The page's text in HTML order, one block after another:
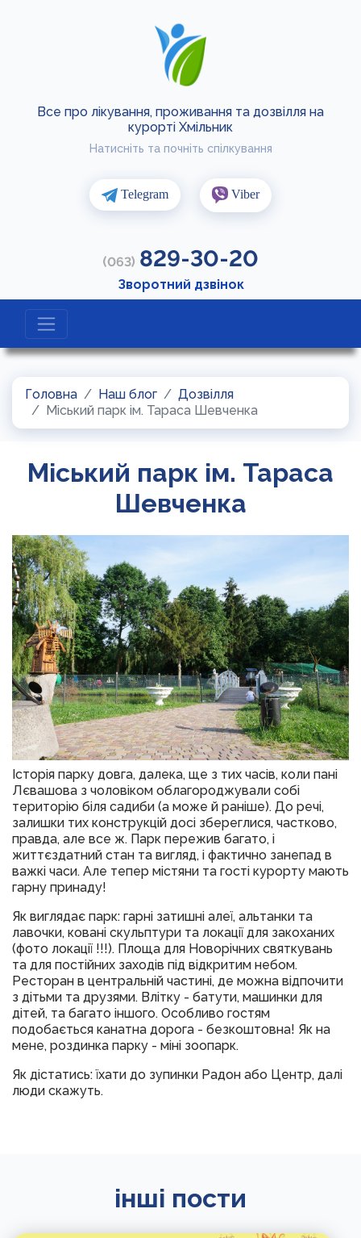
Все про лікування, проживання та дозвілля на
курорті Хмільник
Натисніть та почніть спілкування
Telegram Viber
(063) 829-30-20
Зворотний дзвінок
Головна Наш блог
Дозвілля
Міський парк ім. Тараса Шевченка
Міський парк ім. Тараса
Шевченка
Історія парку довга, далека, ще з тих часів, коли пані
Лєвашова з чоловіком облагороджували собі
територію біля садиби (а може й раніше). До речі,
залишки тих конструкцій досі збереглися, частково,
правда, але все ж. Парк пережив багато, і
життєздатний стан та вигляд, і фактично занепад в
важкі часи. Але тепер містяни та гості курорту мають
гарну принаду!
Як виглядає парк: гарні затишні алеї, альтанки та
лавочки, ковані скульптури та локації для закоханих
(фото локації !!!). Площа для Новорічних святкувань
та для постійних заходів під відкритим небом.
Ресторан в центральній частині, де можна відпочити
з дітьми та друзями. Влітку - батути, машинки для
дітей, та багато іншого. Особливо гостям
подобається канатна дорога - безкоштовна! Як на
мене, роздинка парку - міні зоопарк.
Як дістатись: їхати до зупинки Радон або Центр, далі
люди скажуть.
інші пости